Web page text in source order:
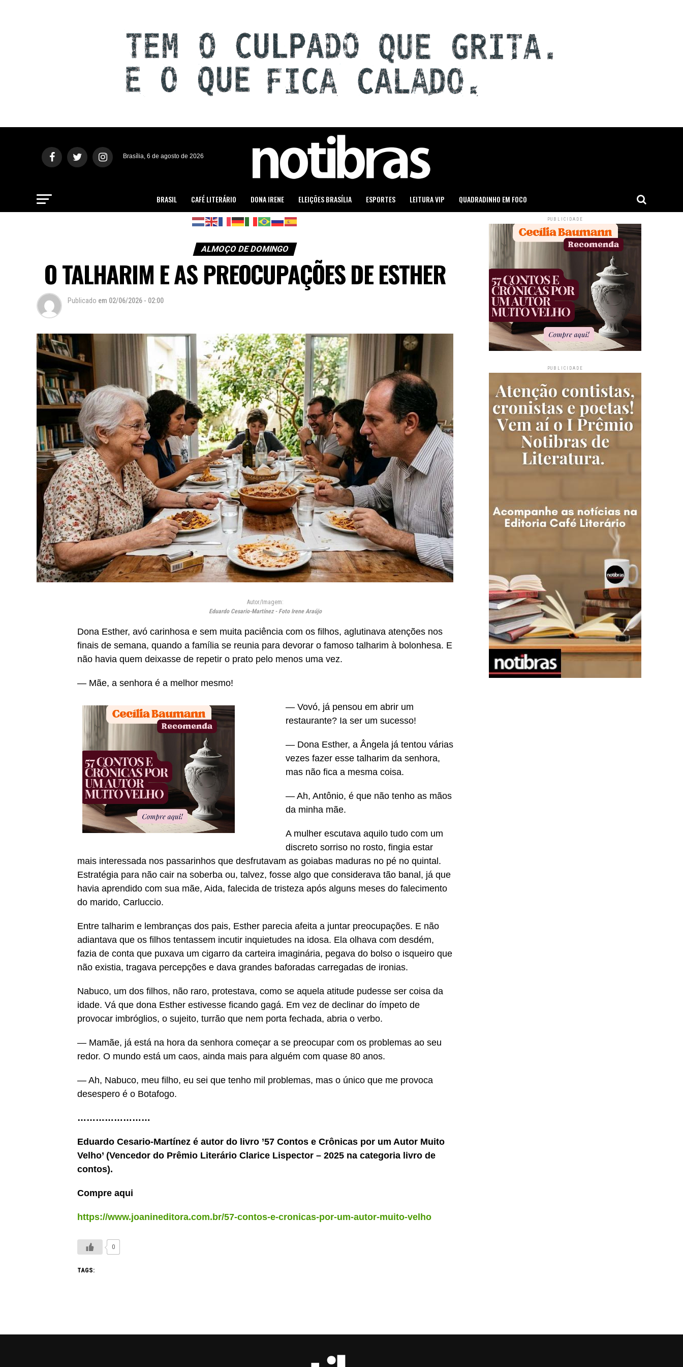
Brasília, 6 de agosto de 2026
BRASIL CAFÉ LITERÁRIO DONA IRENE ELEIÇÕES BRASÍLIA ESPORTES LEITURA VIP QUADRADINHO EM FOCO
ALMOÇO DE DOMINGO
O TALHARIM E AS PREOCUPAÇÕES DE ESTHER
Publicado em 02/06/2026 - 02:00
Autor/Imagem:
Eduardo Cesario-Martínez - Foto Irene Araújo
Dona Esther, avó carinhosa e sem muita paciência com os filhos, aglutinava atenções nos
finais de semana, quando a família se reunia para devorar o famoso talharim à bolonhesa. E
não havia quem deixasse de repetir o prato pelo menos uma vez.
— Mãe, a senhora é a melhor mesmo!
— Vovó, já pensou em abrir um
restaurante? Ia ser um sucesso!
— Dona Esther, a Ângela já tentou várias
vezes fazer esse talharim da senhora,
mas não fica a mesma coisa.
— Ah, Antônio, é que não tenho as mãos
da minha mãe.
A mulher escutava aquilo tudo com um
discreto sorriso no rosto, fingia estar
mais interessada nos passarinhos que desfrutavam as goiabas maduras no pé no quintal.
Estratégia para não cair na soberba ou, talvez, fosse algo que considerava tão banal, já que
havia aprendido com sua mãe, Aida, falecida de tristeza após alguns meses do falecimento
do marido, Carluccio.
Entre talharim e lembranças dos pais, Esther parecia afeita a juntar preocupações. E não
adiantava que os filhos tentassem incutir inquietudes na idosa. Ela olhava com desdém,
fazia de conta que puxava um cigarro da carteira imaginária, pegava do bolso o isqueiro que
não existia, tragava percepções e dava grandes baforadas carregadas de ironias.
Nabuco, um dos filhos, não raro, protestava, como se aquela atitude pudesse ser coisa da
idade. Vá que dona Esther estivesse ficando gagá. Em vez de declinar do ímpeto de
provocar imbróglios, o sujeito, turrão que nem porta fechada, abria o verbo.
— Mamãe, já está na hora da senhora começar a se preocupar com os problemas ao seu
redor. O mundo está um caos, ainda mais para alguém com quase 80 anos.
— Ah, Nabuco, meu filho, eu sei que tenho mil problemas, mas o único que me provoca
desespero é o Botafogo.
……………………
Eduardo Cesario-Martínez é autor do livro ’57 Contos e Crônicas por um Autor Muito
Velho’ (Vencedor do Prêmio Literário Clarice Lispector – 2025 na categoria livro de
contos).
Compre aqui
https://www.joanineditora.com.br/57-contos-e-cronicas-por-um-autor-muito-velho
0
TAGS:
PUBLICIDADE
PUBLICIDADE